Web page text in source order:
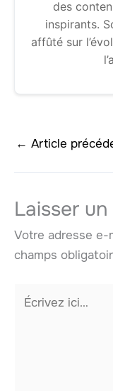
des
inspirants.
affûté sur
← Article
Laisser
Votre adresse e-
champs
Écrivez